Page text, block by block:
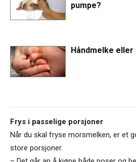
pumpe?
Håndmelke eller
Frys i passelige porsjoner
Når du skal fryse morsmelken, er et
store porsjoner.